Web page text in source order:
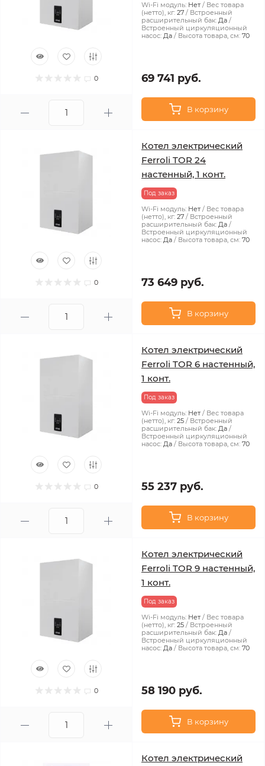
0
Wi-Fi модуль: Нет
Вес товара
(нетто), кг: 27
Встроенный
расширительный бак: Да
Встроенный циркуляционный
насос: Да Высота товара, см: 70
69 741 руб.
В корзину
0
Котел электрический
Ferroli TOR 24
настенный, 1 конт.
Под заказ
Wi-Fi модуль: Нет
Вес товара
(нетто), кг: 27
Встроенный
расширительный бак: Да
Встроенный циркуляционный
насос: Да Высота товара, см: 70
73 649 руб.
В корзину
0
Котел электрический
Ferroli TOR 6 настенный,
1 конт.
Под заказ
Wi-Fi модуль: Нет
Вес товара
(нетто), кг: 25
Встроенный
расширительный бак: Да
Встроенный циркуляционный
насос: Да Высота товара, см: 70
55 237 руб.
В корзину
0
Котел электрический
Ferroli TOR 9 настенный,
1 конт.
Под заказ
Wi-Fi модуль: Нет
Вес товара
(нетто), кг: 25
Встроенный
расширительный бак: Да
Встроенный циркуляционный
насос: Да Высота товара, см: 70
58 190 руб.
В корзину
Котел электрический